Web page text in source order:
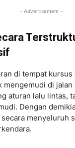
- Advertisement -
di tempat kursus
mengemudi di jalan
aturan lalu lintas,
Dengan
menyeluruh